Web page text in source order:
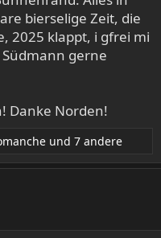
bierselige Zeit, die
2025 klappt, i gfrei mi
gerne
Danke Norden!
und 7 andere